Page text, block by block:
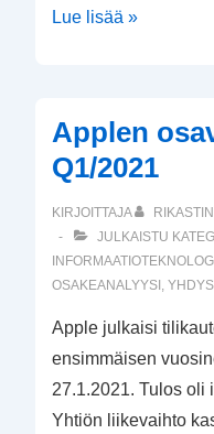
Applen
tulosta
Lue lisää »
Applen
Q1/2021
KIRJOITTAJA RIKASTIN
JULKAISTU
OSAKEANALYYSI ,
Apple julkaisi
ensimmäisen
27.1.2021. Tulos oli
Yhtiön liikevaihto